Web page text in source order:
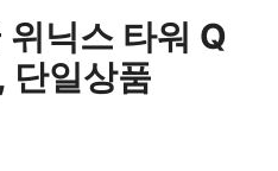
닉스 타워 Q
단일상품